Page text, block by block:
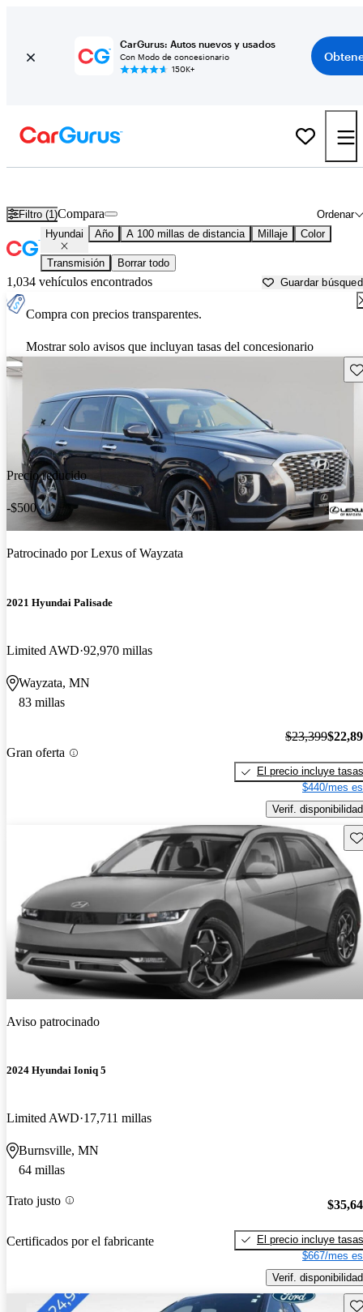
CarGurus: Autos nuevos y usados
Con Modo de concesionario
150K+
Filtro (1) Ordenar
Compara
Hyundai Año A 100 millas de distancia Millaje Color
Transmisión Borrar todo
1,034 vehículos encontrados Guardar
Compra con precios transparentes.
Mostrar solo avisos que incluyan tasas del concesionario
Precio reducido
-$500
Patrocinado porLexus of Wayzata
2021 Hyundai Palisade
Limited AWD 92,970 millas
Wayzata, MN
83 millas
Gran oferta
$23,399
El precio incluye tasas
$440/mes
Verif. disponibilidad
Aviso patrocinado
2024 Hyundai Ioniq 5
Limited AWD 17,711 millas
Burnsville, MN
64 millas
Trato justo
Certificados por el fabricante
El precio incluye tasas
$667/mes
Verif. disponibilidad